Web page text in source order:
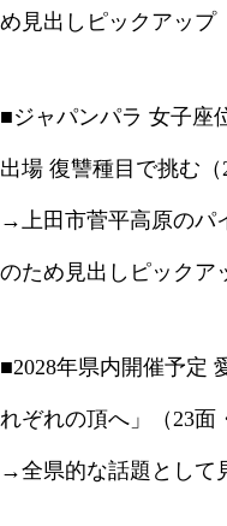
め見出しピックアップ
■ジャパンパラ 女子座
出場 復讐種目で挑む（
→上田市菅平高原のパ
のため見出しピックア
■2028年県内開催予定
れぞれの頂へ」（23面
→全県的な話題として